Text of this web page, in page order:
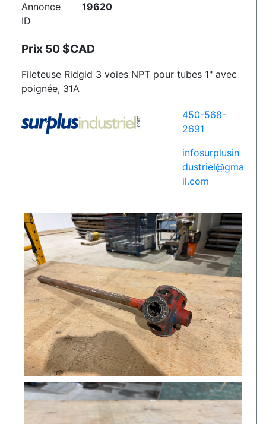
Annonce
ID
19620
Prix 50 $CAD
Fileteuse Ridgid 3 voies NPT pour tubes 1" avec
poignée, 31A
450-568-
2691
infosurplusin
dustriel@gma
il.com